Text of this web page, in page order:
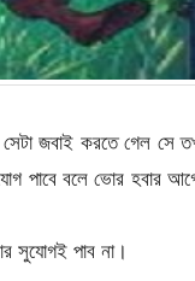
জবাই করতে গেল সে
পাবে বলে ভোর হবার
সুযোগই পাব না।